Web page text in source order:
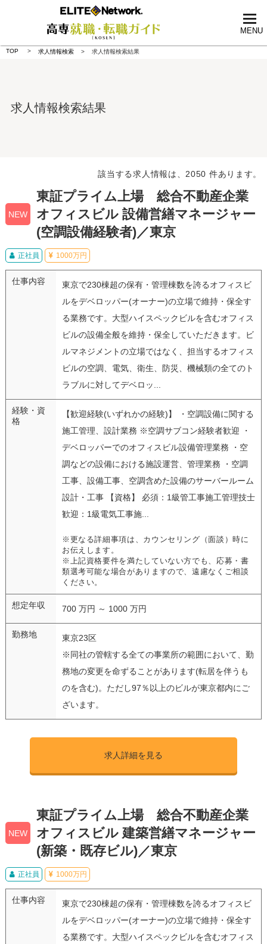
MENU
TOP 求人情報検索 求人情報検索結果
求人情報検索結果
該当する求人情報は、2050 件あります。
NEW
東証プライム上場 総合不動産企業
オフィスビル 設備営繕マネージャー
(空調設備経験者)／東京
正社員 1000万円
仕事内容
東京で230棟超の保有・管理棟数を誇るオフィスビ
ルをデベロッパー(オーナー)の立場で維持・保全す
る業務です。大型ハイスペックビルを含むオフィス
ビルの設備全般を維持・保全していただきます。ビ
ルマネジメントの立場ではなく、担当するオフィス
ビルの空調、電気、衛生、防災、機械類の全てのト
ラブルに対してデベロッ...
経験・資
格
【歓迎経験(いずれかの経験)】 ・空調設備に関する
施工管理、設計業務 ※空調サブコン経験者歓迎 ・
デベロッパーでのオフィスビル設備管理業務 ・空
調などの設備における施設運営、管理業務 ・空調
工事、設備工事、空調含めた設備のサーバールーム
設計・工事 【資格】 必須：1級管工事施工管理技士
歓迎：1級電気工事施...
※更なる詳細事項は、カウンセリング（面談）時に
お伝えします。
※上記資格要件を満たしていない方でも、応募・書
類選考可能な場合がありますので、遠慮なくご相談
ください。
想定年収 700 万円 ～ 1000 万円
勤務地
東京23区
※同社の管轄する全ての事業所の範囲において、勤
務地の変更を命ずることがあります(転居を伴うも
のを含む)。ただし97％以上のビルが東京都内にご
ざいます。
求人詳細を見る
NEW
東証プライム上場 総合不動産企業
オフィスビル 建築営繕マネージャー
(新築・既存ビル)／東京
正社員 1000万円
仕事内容
東京で230棟超の保有・管理棟数を誇るオフィスビ
ルをデベロッパー(オーナー)の立場で維持・保全す
る業務です。大型ハイスペックビルを含むオフィス